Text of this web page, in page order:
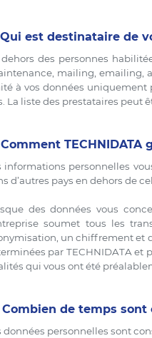
Qui est destinataire de
dehors des personnes
mailing, emailing,
à vos données uniquement
La liste des prestataires peut
Comment
informations personnelles
d’autres pays en dehors de
des données vous
soumet tous les
un chiffrement et
par TECHNIDATA et
qui vous ont été
Combien de temps sont
données personnelles sont